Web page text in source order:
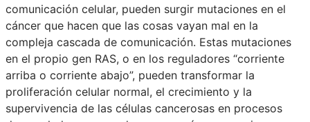
comunicación celular, pueden surgir mutaciones en el
cáncer que hacen que las cosas vayan mal en la
compleja cascada de comunicación. Estas mutaciones
en el propio gen RAS, o en los reguladores “corriente
arriba o corriente abajo”, pueden transformar la
proliferación celular normal, el crecimiento y la
supervivencia de las células cancerosas en procesos